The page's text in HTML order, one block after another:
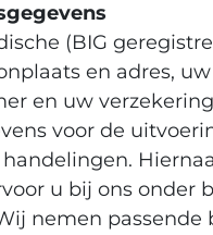
(BIG
en adres,
en uw
voor de
u bij ons onder
nemen